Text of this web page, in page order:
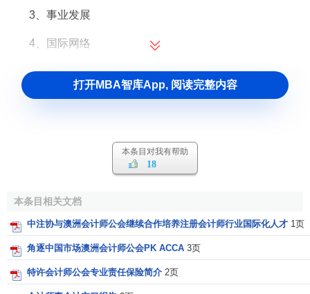
3、事业发展
4、国际网络
澳洲会计师公会职责
美国注册会计师协会、香港会计师公会
新加坡会计师协会签署了资格互认协议。
澳洲会计师公会宗旨
澳洲会计师公会的宗旨是通过教育、培训和专业支持，
帮助会员成为会计、财务和商务咨询领域的领导者，让澳洲
注册会计师成为会计、财务和商务领域最有价值的专业人
士。
打开MBA智库App, 阅读完整内容
本条目对我有帮助
18
本条目相关文档
中注协与澳洲会计师公会继续合作培养注册会计师行业国际化人才 1页
角逐中国市场澳洲会计师公会PK ACCA 3页
特许会计师公会专业责任保险简介 2页